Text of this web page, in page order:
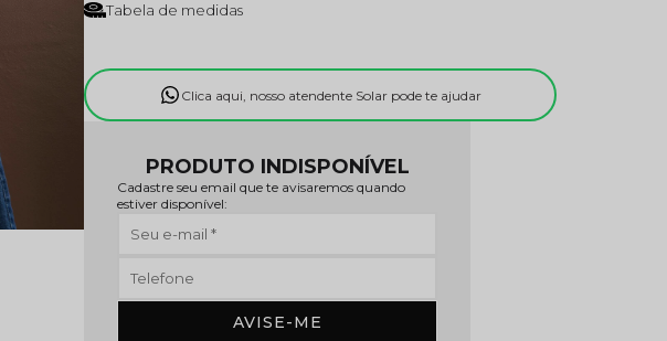
Tabela de medidas
Clica aqui, nosso atendente Solar pode te ajudar
PRODUTO INDISPONÍVEL
Cadastre seu email que te avisaremos quando
estiver disponível:
AVISE-ME